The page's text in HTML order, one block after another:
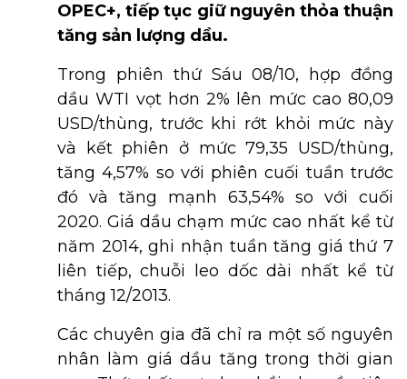
OPEC+, tiếp tục giữ nguyên thỏa thuận
tăng sản lượng dầu.
Trong phiên thứ Sáu 08/10, hợp đồng
dầu WTI vọt hơn 2% lên mức cao 80,09
USD/thùng, trước khi rớt khỏi mức này
và kết phiên ở mức 79,35 USD/thùng,
tăng 4,57% so với phiên cuối tuần trước
đó và tăng mạnh 63,54% so với cuối
2020. Giá dầu chạm mức cao nhất kể từ
năm 2014, ghi nhận tuần tăng giá thứ 7
liên tiếp, chuỗi leo dốc dài nhất kể từ
tháng 12/2013.
Các chuyên gia đã chỉ ra một số nguyên
nhân làm giá dầu tăng trong thời gian